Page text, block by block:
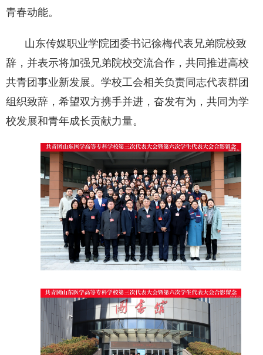
青春动能。
山东传媒职业学院团委书记徐梅代表兄弟院校致
辞，并表示将加强兄弟院校交流合作，共同推进高校
共青团事业新发展。学校工会相关负责同志代表群团
组织致辞，希望双方携手并进，奋发有为，共同为学
校发展和青年成长贡献力量。